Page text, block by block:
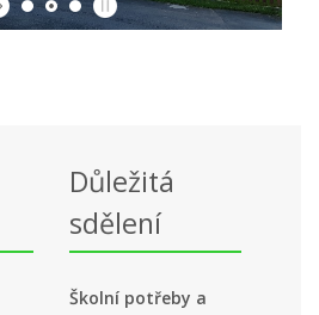
Důležitá
sdělení
Školní potřeby a